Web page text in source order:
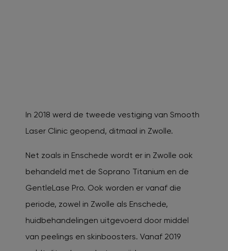
In 2018 werd de tweede vestiging van Smooth
Laser Clinic geopend, ditmaal in Zwolle.
Net zoals in Enschede wordt er in Zwolle ook
behandeld met de Soprano Titanium en de
GentleLase Pro. Ook worden er vanaf die
periode, zowel in Zwolle als Enschede,
huidbehandelingen uitgevoerd door middel
van peelings en skinboosters. Vanaf 2019